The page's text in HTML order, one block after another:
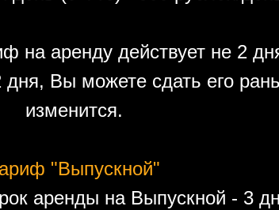
на аренду действует не 2
Вы можете сдать его
изменится.
"Выпускной"
аренды на Выпускной - 3